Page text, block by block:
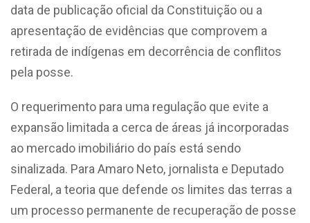
data de publicação oficial da Constituição ou a
apresentação de evidências que comprovem a
retirada de indígenas em decorrência de conflitos
pela posse.
O requerimento para uma regulação que evite a
expansão limitada a cerca de áreas já incorporadas
ao mercado imobiliário do país está sendo
sinalizada. Para Amaro Neto, jornalista e Deputado
Federal, a teoria que defende os limites das terras a
um processo permanente de recuperação de posse